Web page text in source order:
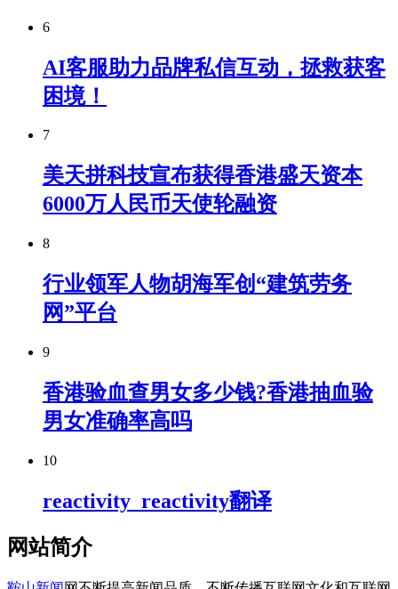
6
AI客服助力品牌私信互动，拯救获客
困境！
7
美天拼科技宣布获得香港盛天资本
6000万人民币天使轮融资
8
行业领军人物胡海军创“建筑劳务
网”平台
9
香港验血查男女多少钱?香港抽血验
男女准确率高吗
10
reactivity_reactivity翻译
网站简介